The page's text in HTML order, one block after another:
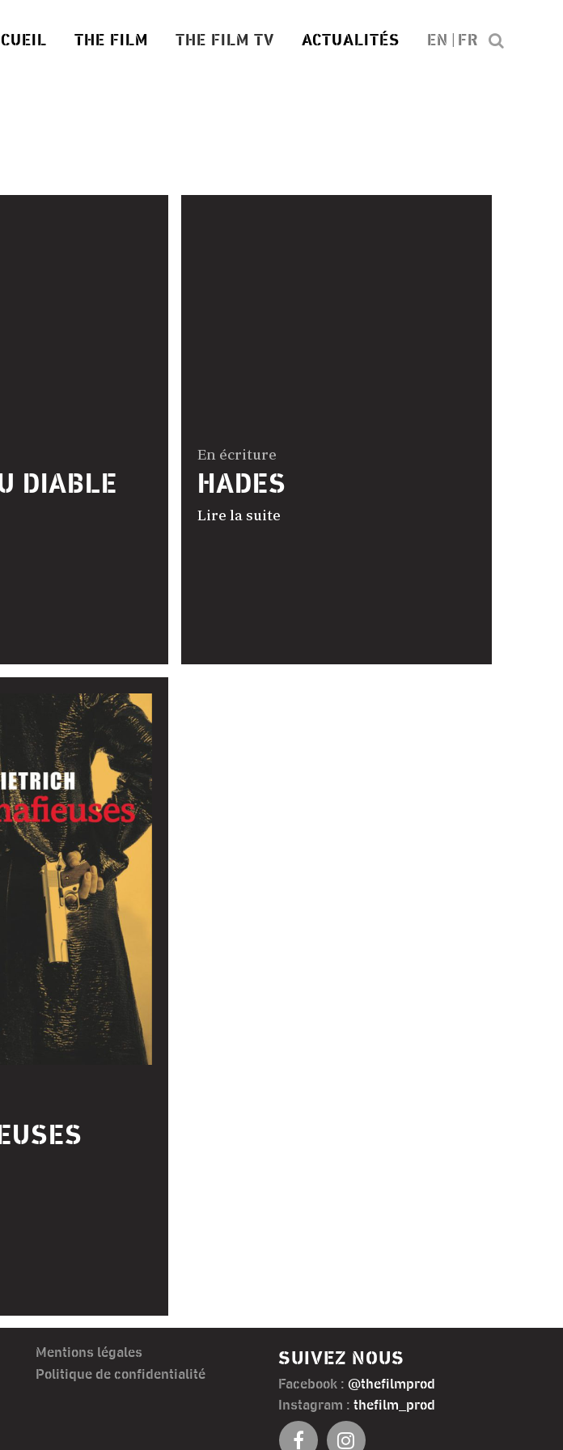
THE FILM THE FILM TV ACTUALITÉS EN FR
DIABLE
En écriture
HADES
Lire la suite
Mentions légales
Politique de confidentialité
SUIVEZ NOUS
Facebook : @thefilmprod
Instagram : thefilm_prod